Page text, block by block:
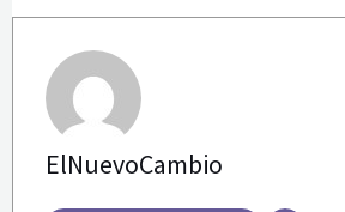
ElNuevoCambio